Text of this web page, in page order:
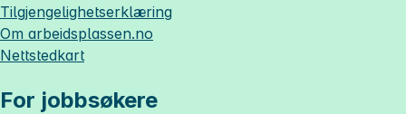
Tilgjengelighetserklæring
Om arbeidsplassen.no
Nettstedkart
For jobbsøkere